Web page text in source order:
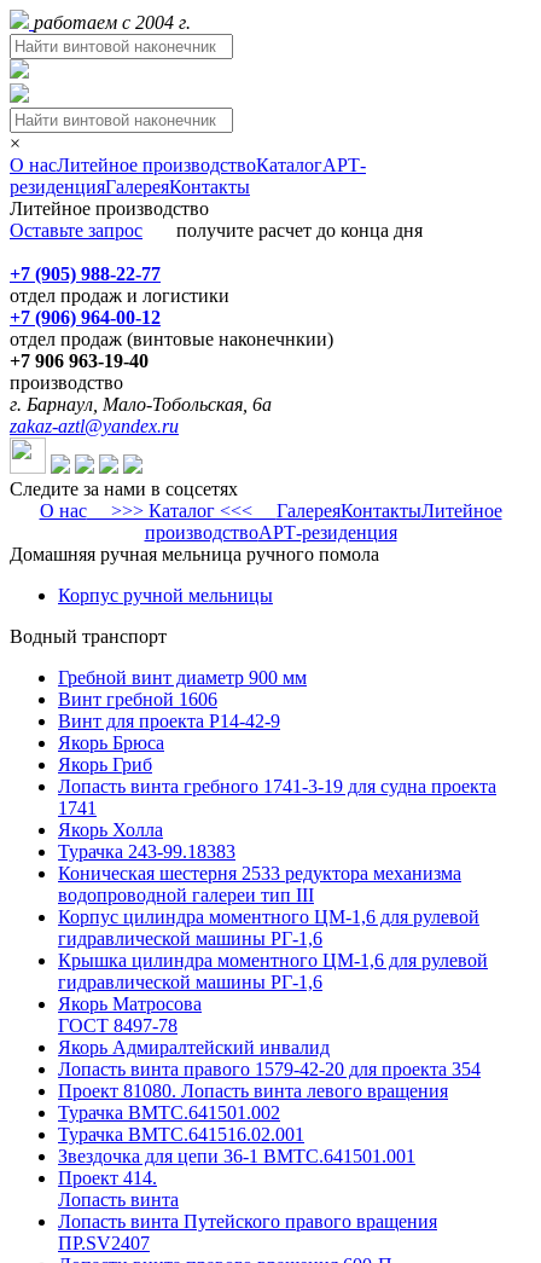
работаем с 2004 г.
×
О насЛитейное производствоКаталогАРТ-
резиденцияГалереяКонтакты
Литейное производство
Оставьте запрос получите расчет до конца дня
+7 (905) 988-22-77
отдел продаж и логистики
+7 (906) 964-00-12
отдел продаж (винтовые наконечнкии)
+7 906 963-19-40
производство
г. Барнаул, Мало-Тобольская, 6а
zakaz-aztl@yandex.ru
Следите за нами в соцсетях
О нас>>> Каталог <<< ГалереяКонтактыЛитейное
производствоАРТ-резиденция
Домашняя ручная мельница ручного помола
Корпус ручной мельницы
Водный транспорт
Гребной винт диаметр 900 мм
Винт гребной 1606
Винт для проекта Р14-42-9
Якорь Брюса
Якорь Гриб
Лопасть винта гребного 1741-3-19 для судна проекта
1741
Якорь Холла
Турачка 243-99.18383
Коническая шестерня 2533 редуктора механизма
водопроводной галереи тип III
Корпус цилиндра моментного ЦМ-1,6 для рулевой
гидравлической машины РГ-1,6
Крышка цилиндра моментного ЦМ-1,6 для рулевой
гидравлической машины РГ-1,6
Якорь Матросова
ГОСТ 8497-78
Якорь Адмиралтейский инвалид
Лопасть винта правого 1579-42-20 для проекта 354
Проект 81080. Лопасть винта левого вращения
Турачка ВМТС.641501.002
Турачка ВМТС.641516.02.001
Звездочка для цепи 36-1 ВМТС.641501.001
Проект 414.
Лопасть винта
Лопасть винта Путейского правого вращения
ПР.SV2407